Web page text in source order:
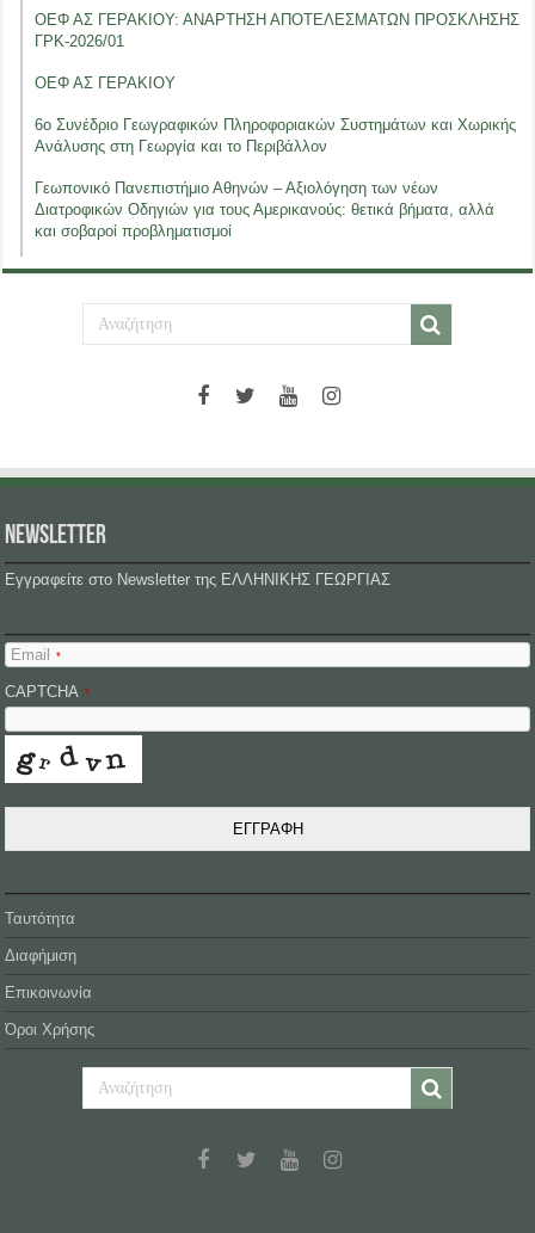
ΟΕΦ ΑΣ ΓΕΡΑΚΙΟΥ: ΑΝΑΡΤΗΣΗ ΑΠΟΤΕΛΕΣΜΑΤΩΝ ΠΡΟΣΚΛΗΣΗΣ
ΓΡΚ-2026/01
ΟΕΦ ΑΣ ΓΕΡΑΚΙΟΥ
6ο Συνέδριο Γεωγραφικών Πληροφοριακών Συστημάτων και Χωρικής
Ανάλυσης στη Γεωργία και το Περιβάλλον
Γεωπονικό Πανεπιστήμιο Αθηνών – Αξιολόγηση των νέων
Διατροφικών Οδηγιών για τους Αμερικανούς: θετικά βήματα, αλλά
και σοβαροί προβληματισμοί
NEWSLETTER
Εγγραφείτε στο Newsletter της ΕΛΛΗΝΙΚΗΣ ΓΕΩΡΓΙΑΣ
Email *
CAPTCHA *
ΕΓΓΡΑΦΗ
Ταυτότητα
Διαφήμιση
Επικοινωνία
Όροι Χρήσης